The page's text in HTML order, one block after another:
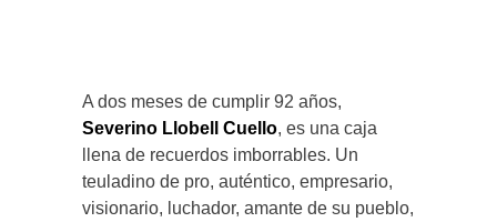
A dos meses de cumplir 92 años,
Severino Llobell Cuello, es una caja
llena de recuerdos imborrables. Un
teuladino de pro, auténtico, empresario,
visionario, luchador, amante de su pueblo,